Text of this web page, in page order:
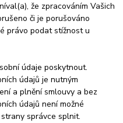
že zpracováním Vašich
či je porušováno
právo podat stížnost u
údaje poskytnout.
údajů je nutným
a plnění smlouvy a bez
údajů není možné
správce splnit.